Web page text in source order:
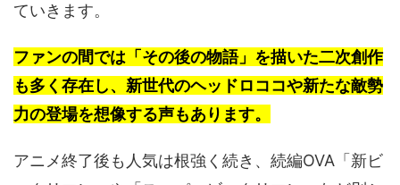
ていきます。
ファンの間では「その後の物語」を描いた二次創作
も多く存在し、新世代のヘッドロココや新たな敵勢
力の登場を想像する声もあります。
アニメ終了後も人気は根強く続き、続編OVA「新ビ